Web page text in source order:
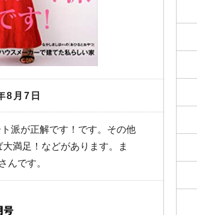
8月7日
派が正解です！です。その他
満足！などがあります。ま
んです。